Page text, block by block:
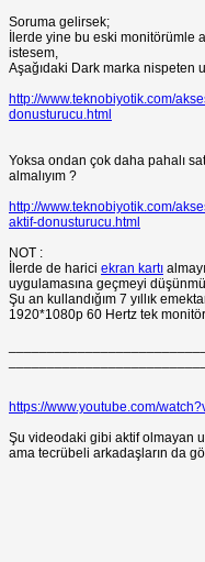
Soruma gelirsek;
İlerde yine bu eski monitörümle
istesem,
Aşağıdaki Dark marka nispeten
http://www.teknobiyotik.com/
donusturucu.html
Yoksa ondan çok daha pahalı
almalıyım ?
http://www.teknobiyotik.com/
aktif-donusturucu.html
NOT :
İlerde de harici ekran kartı
uygulamasına geçmeyi
Şu an kullandığım 7 yıllık
1920*1080p 60 Hertz tek monitör
https://www.youtube.com/
Şu videodaki gibi aktif olmayan
ama tecrübeli arkadaşların da